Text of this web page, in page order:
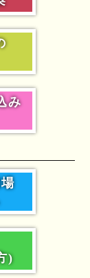
み
)